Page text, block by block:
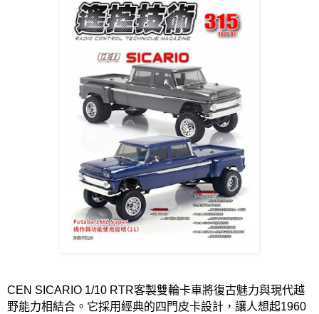
CEN SICARIO 1/10 RTR客製雙輪卡車將復古魅力與現代越
野能力相結合。它採用經典的四門皮卡設計，讓人想起1960